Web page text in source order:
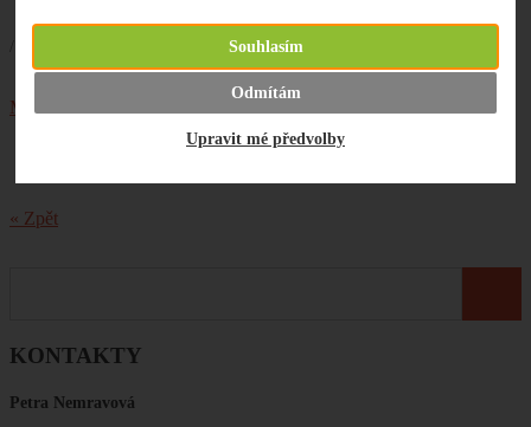
Souhlasím
Odmítám
Upravit mé předvolby
KONTAKTY
Petra Nemravová
Další zásilka vybalena. Doplnili jsme zásoby
Malabrigo klubíček
« Zpět